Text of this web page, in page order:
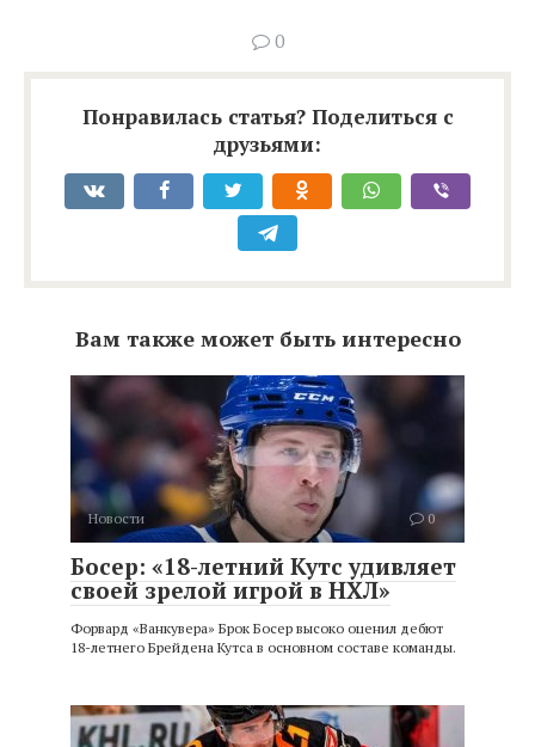
0
Понравилась статья? Поделиться с
друзьями:
Вам также может быть интересно
Новости 0
Босер: «18-летний Кутс удивляет
своей зрелой игрой в НХЛ»
Форвард «Ванкувера» Брок Босер высоко оценил дебют
18-летнего Брейдена Кутса в основном составе команды.